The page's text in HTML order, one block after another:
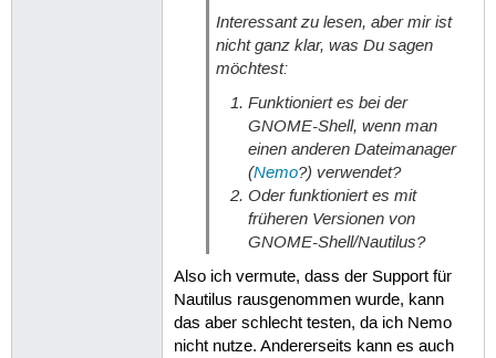
Interessant zu lesen, aber mir ist
nicht ganz klar, was Du sagen
möchtest:
Funktioniert es bei der
GNOME-Shell, wenn man
einen anderen Dateimanager
(Nemo?) verwendet?
Oder funktioniert es mit
früheren Versionen von
GNOME-Shell/Nautilus?
Also ich vermute, dass der Support für
Nautilus rausgenommen wurde, kann
das aber schlecht testen, da ich Nemo
nicht nutze. Andererseits kann es auch